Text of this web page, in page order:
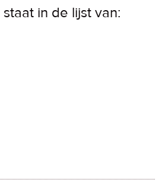
staat in de lijst van: